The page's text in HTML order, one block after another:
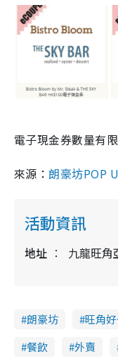
電子現金券數量有
來源： 朗豪坊POP
活動資訊
地址 九龍旺角
朗豪坊 旺角
餐飲
外賣